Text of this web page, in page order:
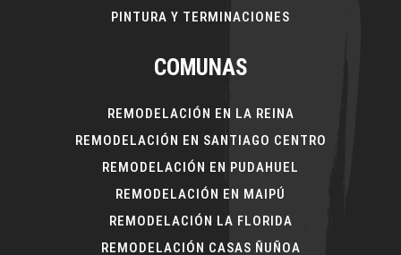
PINTURA Y TERMINACIONES
COMUNAS
REMODELACIÓN EN LA REINA
REMODELACIÓN EN SANTIAGO CENTRO
REMODELACIÓN EN PUDAHUEL
REMODELACIÓN EN MAIPÚ
REMODELACIÓN LA FLORIDA
REMODELACIÓN CASAS ÑUÑOA